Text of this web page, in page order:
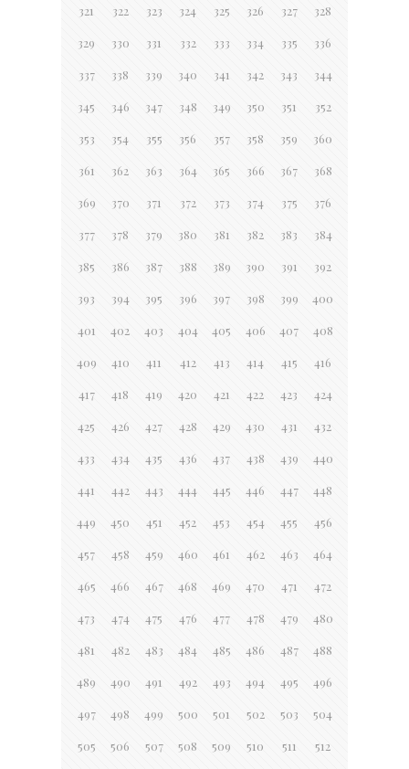
321 322 323 324 325 326 327 328
329 330 331 332 333 334 335 336
337 338 339 340 341 342 343 344
345 346 347 348 349 350 351 352
353 354 355 356 357 358 359 360
361 362 363 364 365 366 367 368
369 370 371 372 373 374 375 376
377 378 379 380 381 382 383 384
385 386 387 388 389 390 391 392
393 394 395 396 397 398 399 400
401 402 403 404 405 406 407 408
409 410 411 412 413 414 415 416
417 418 419 420 421 422 423 424
425 426 427 428 429 430 431 432
433 434 435 436 437 438 439 440
441 442 443 444 445 446 447 448
449 450 451 452 453 454 455 456
457 458 459 460 461 462 463 464
465 466 467 468 469 470 471 472
473 474 475 476 477 478 479 480
481 482 483 484 485 486 487 488
489 490 491 492 493 494 495 496
497 498 499 500 501 502 503 504
505 506 507 508 509 510 511 512